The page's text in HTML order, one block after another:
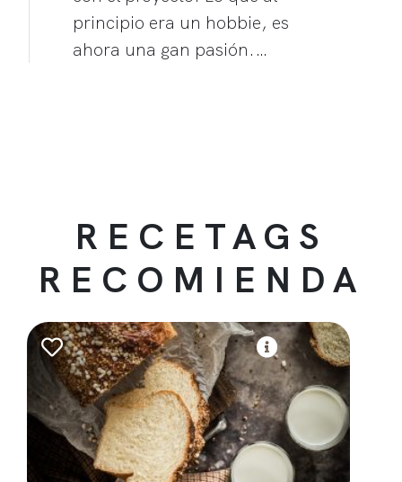
principio era un hobbie, es
ahora una gan pasión.…
RECETAGS
RECOMIENDA